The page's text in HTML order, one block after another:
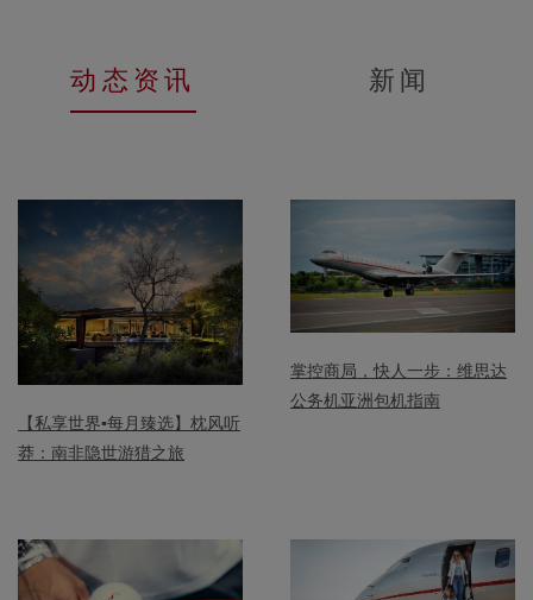
动态资讯 新闻
【私享世界▪每月臻选】枕风听
莽：南非隐世游猎之旅
掌控商局，快人一步：维思达
公务机亚洲包机指南